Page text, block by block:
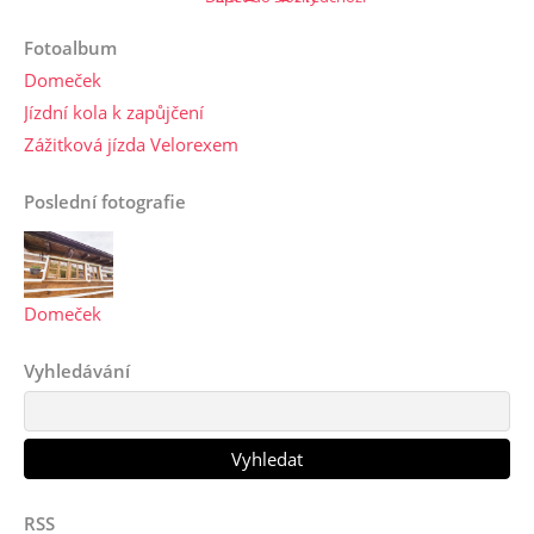
Fotoalbum
Domeček
Jízdní kola k zapůjčení
Zážitková jízda Velorexem
Poslední fotografie
Domeček
Vyhledávání
RSS